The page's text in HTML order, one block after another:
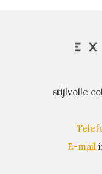
stijlvolle
E-mail